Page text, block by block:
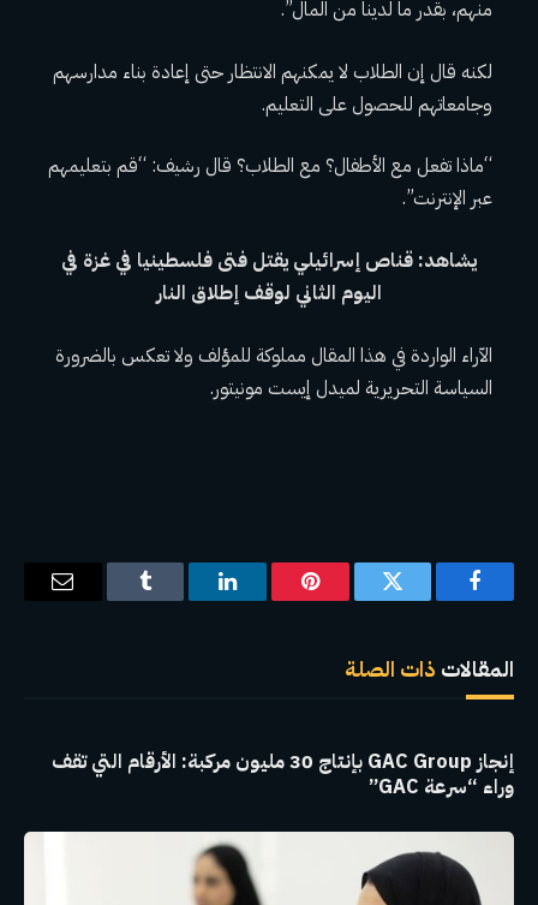
منهم، بقدر ما لدينا من المال”.
لكنه قال إن الطلاب لا يمكنهم الانتظار حتى إعادة بناء مدارسهم
وجامعاتهم للحصول على التعليم.
“ماذا تفعل مع الأطفال؟ مع الطلاب؟ قال رشيف: “قم بتعليمهم
عبر الإنترنت”.
يشاهد: قناص إسرائيلي يقتل فتى فلسطينيا في غزة في
اليوم الثاني لوقف إطلاق النار
الآراء الواردة في هذا المقال مملوكة للمؤلف ولا تعكس بالضرورة
السياسة التحريرية لميدل إيست مونيتور.
فيسبوك تويتر بينتيريستلينكدإن Tumblr
البريد
المقالات ذات الصلة
إنجاز GAC Group بإنتاج 30 مليون مركبة: الأرقام التي تقف
وراء “سرعة GAC”